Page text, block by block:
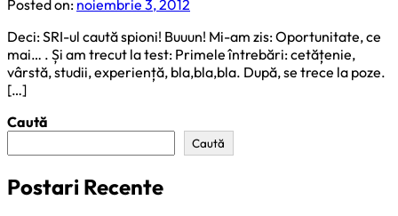
Posted on: noiembrie 3, 2012
Deci: SRI-ul caută spioni! Buuun! Mi-am zis: Oportunitate, ce
mai… . Și am trecut la test: Primele întrebări: cetățenie,
vârstă, studii, experiență, bla,bla,bla. După, se trece la poze.
[…]
Caută
Caută
Postari Recente